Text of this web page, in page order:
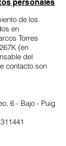
personales
de los
en
Torres
(en
del
contacto son
6 - Bajo - Puig